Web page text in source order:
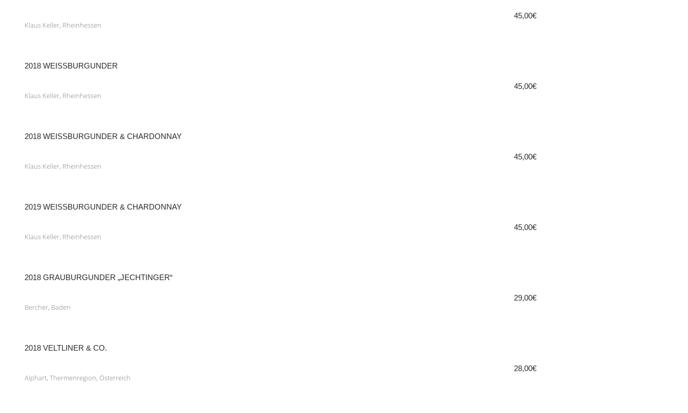
45,00€
Klaus Keller, Rheinhessen
2018 WEISSBURGUNDER
45,00€
Klaus Keller, Rheinhessen
2018 WEISSBURGUNDER & CHARDONNAY
45,00€
Klaus Keller, Rheinhessen
2019 WEISSBURGUNDER & CHARDONNAY
45,00€
Klaus Keller, Rheinhessen
2018 GRAUBURGUNDER „JECHTINGER“
29,00€
Bercher, Baden
2018 VELTLINER & CO.
28,00€
Alphart, Thermenregion, Österreich